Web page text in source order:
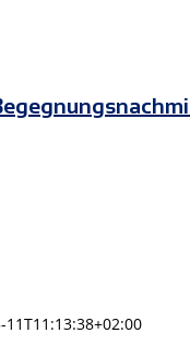
11T11:13:38+02:00